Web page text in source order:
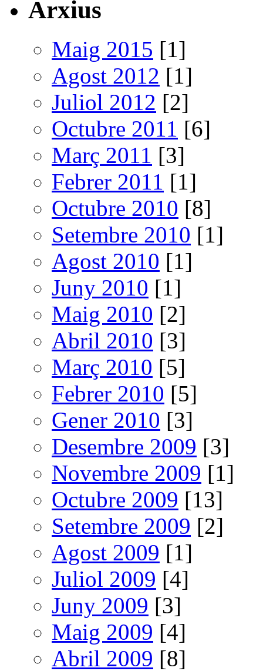
Arxius
Maig 2015 [1]
Agost 2012 [1]
Juliol 2012 [2]
Octubre 2011 [6]
Març 2011 [3]
Febrer 2011 [1]
Octubre 2010 [8]
Setembre 2010 [1]
Agost 2010 [1]
Juny 2010 [1]
Maig 2010 [2]
Abril 2010 [3]
Març 2010 [5]
Febrer 2010 [5]
Gener 2010 [3]
Desembre 2009 [3]
Novembre 2009 [1]
Octubre 2009 [13]
Setembre 2009 [2]
Agost 2009 [1]
Juliol 2009 [4]
Juny 2009 [3]
Maig 2009 [4]
Abril 2009 [8]